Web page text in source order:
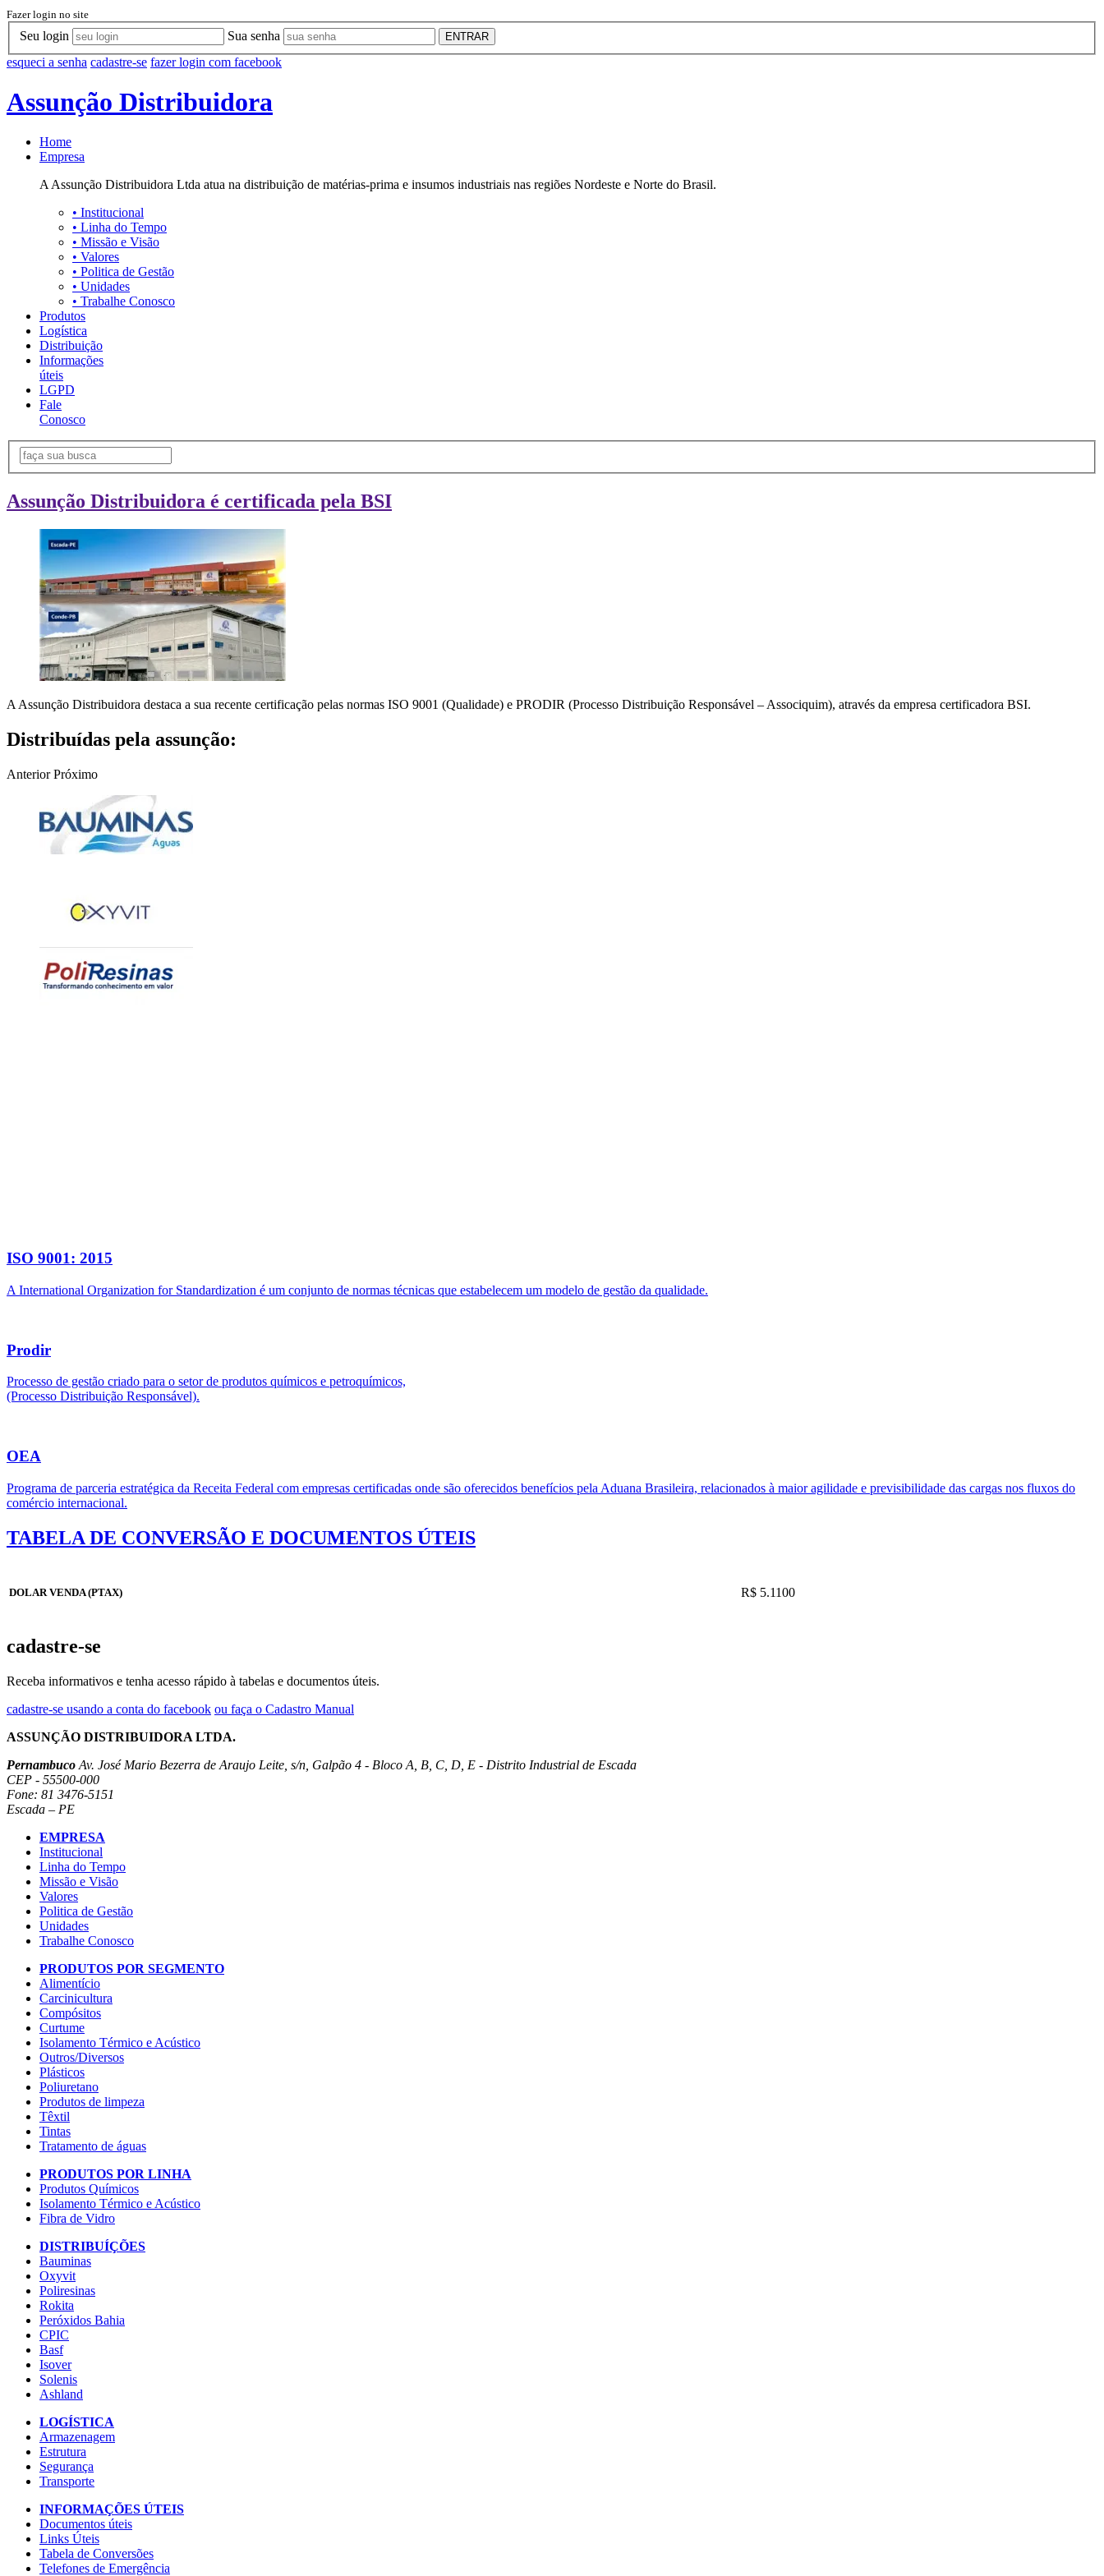
Fazer login no site
Seu login Sua senha ENTRAR
esqueci a senha cadastre-se fazer login com facebook
Assunção Distribuidora
Home
Empresa
A Assunção Distribuidora Ltda atua na distribuição de matérias-prima e insumos industriais nas regiões Nordeste e Norte do Brasil.
• Institucional
• Linha do Tempo
• Missão e Visão
• Valores
• Politica de Gestão
• Unidades
• Trabalhe Conosco
Produtos
Logística
Distribuição
Informações
úteis
LGPD
Fale
Conosco
Assunção Distribuidora é certificada pela BSI
A Assunção Distribuidora destaca a sua recente certificação pelas normas ISO 9001 (Qualidade) e PRODIR (Processo Distribuição Responsável – Associquim), através da empresa certificadora BSI.
Distribuídas pela assunção:
Anterior Próximo
ISO 9001: 2015
A International Organization for Standardization é um conjunto de normas técnicas que estabelecem um modelo de gestão da qualidade.
Prodir
Processo de gestão criado para o setor de produtos químicos e petroquímicos,
(Processo Distribuição Responsável).
OEA
Programa de parceria estratégica da Receita Federal com empresas certificadas onde são oferecidos benefícios pela Aduana Brasileira, relacionados à maior agilidade e previsibilidade das cargas nos fluxos do
comércio internacional.
TABELA DE CONVERSÃO E DOCUMENTOS ÚTEIS
DOLAR VENDA (PTAX) R$ 5.1100
cadastre-se
Receba informativos e tenha acesso rápido à tabelas e documentos úteis.
cadastre-se usando a conta do facebook ou faça o Cadastro Manual
ASSUNÇÃO DISTRIBUIDORA LTDA.
Pernambuco Av. José Mario Bezerra de Araujo Leite, s/n, Galpão 4 - Bloco A, B, C, D, E - Distrito Industrial de Escada
CEP - 55500-000
Fone: 81 3476-5151
Escada – PE
EMPRESA
Institucional
Linha do Tempo
Missão e Visão
Valores
Politica de Gestão
Unidades
Trabalhe Conosco
PRODUTOS POR SEGMENTO
Alimentício
Carcinicultura
Compósitos
Curtume
Isolamento Térmico e Acústico
Outros/Diversos
Plásticos
Poliuretano
Produtos de limpeza
Têxtil
Tintas
Tratamento de águas
PRODUTOS POR LINHA
Produtos Químicos
Isolamento Térmico e Acústico
Fibra de Vidro
DISTRIBUÍÇÕES
Bauminas
Oxyvit
Poliresinas
Rokita
Peróxidos Bahia
CPIC
Basf
Isover
Solenis
Ashland
LOGÍSTICA
Armazenagem
Estrutura
Segurança
Transporte
INFORMAÇÕES ÚTEIS
Documentos úteis
Links Úteis
Tabela de Conversões
Telefones de Emergência